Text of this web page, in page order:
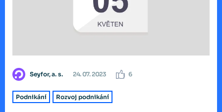
Seyfor, a. s. 24. 07. 2023 6
Podnikání Rozvoj podnikání